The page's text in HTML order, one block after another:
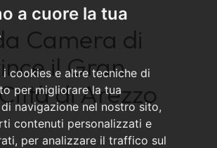
a cuore la tua
i cookies e altre tecniche di
per migliorare la tua
navigazione nel nostro sito,
contenuti personalizzati e
per analizzare il traffico sul
Camera di
il Gran
di Arezzo